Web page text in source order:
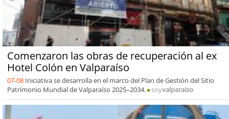
Comenzaron las obras de recuperación al ex
Hotel Colón en Valparaíso
07-08 Iniciativa se desarrolla en el marco del Plan de Gestión del Sitio
Patrimonio Mundial de Valparaíso 2025–2034.
soyvalparaiso